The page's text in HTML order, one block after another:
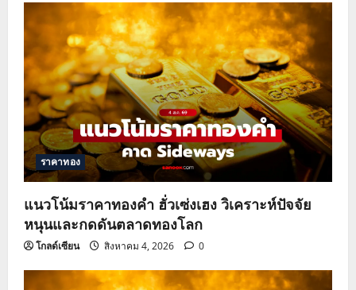
ราคาทอง
แนวโน้มราคาทองคำ ฮั่วเซ่งเฮง วิเคราะห์ปัจจัย
หนุนและกดดันตลาดทองโลก
โกลด์เซียน สิงหาคม 4, 2026 0